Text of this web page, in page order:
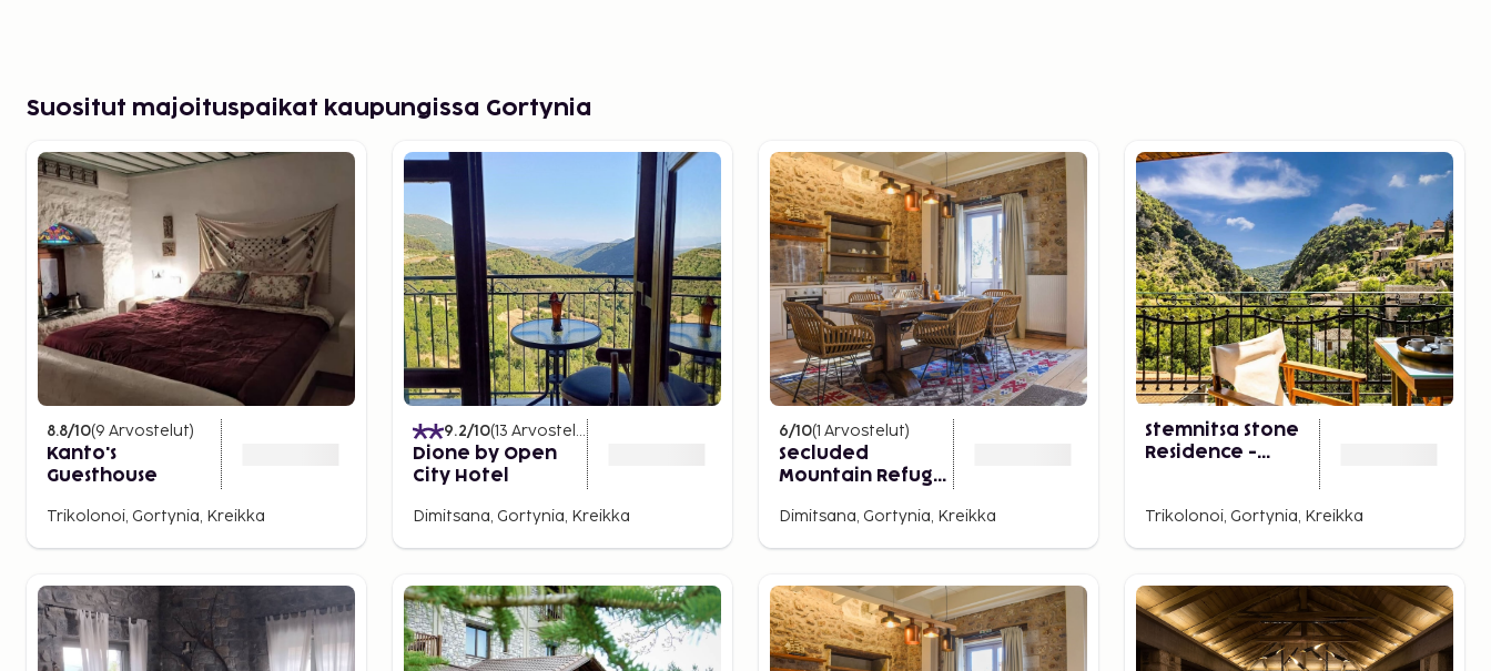
Suositut majoituspaikat kaupungissa Gortynia
8.8/10(9 Arvostelut)
Kanto's
Guesthouse
Trikolonoi, Gortynia, Kreikka
9.2/10(13 Arvostelut
Dione by Open
City Hotel
Dimitsana, Gortynia, Kreikka
6/10(1 Arvostelut)
Secluded
Mountain Refuge
Paradise Gem
Dimitsana, Gortynia, Kreikka
Stemnitsa Stone
Residence -
Trikolonoi, Gortynia, Kreikka